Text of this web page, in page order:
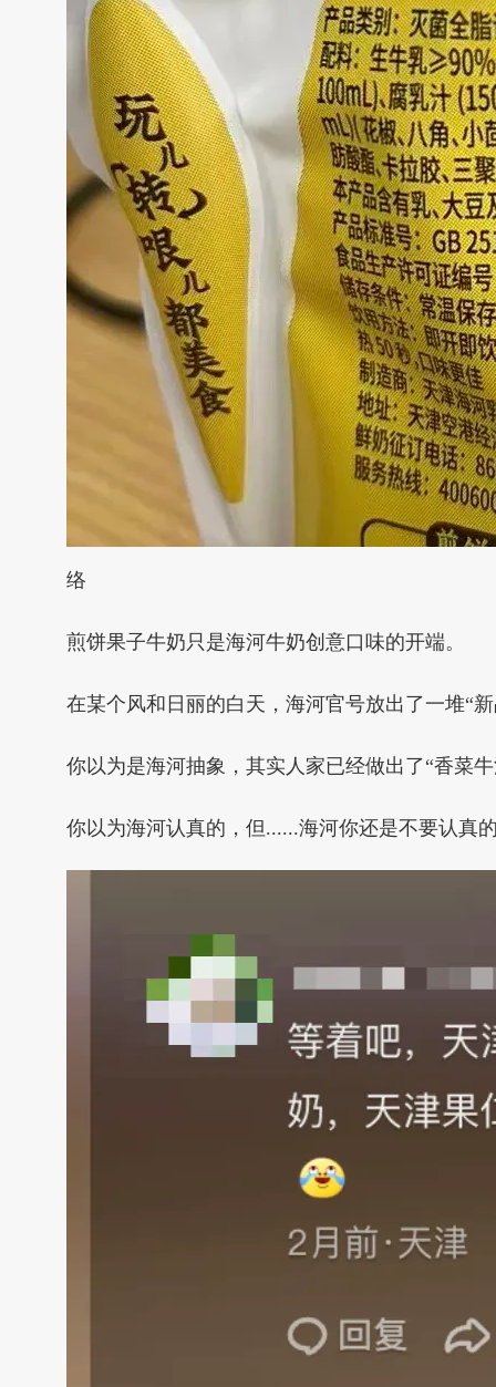
络
煎饼果子牛奶只是海河牛奶创意口味的开端。
在某个风和日丽的白天，海河官号放出了一堆“
你以为是海河抽象，其实人家已经做出了“香菜
你以为海河认真的，但......海河你还是不要认真